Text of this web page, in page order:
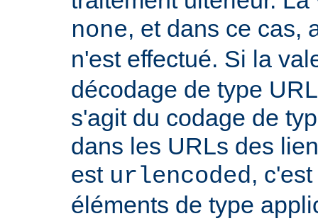
none, et dans ce cas,
n'est effectué. Si la
décodage de type
s'agit du codage de
dans les URLs des
est urlencoded,
éléments de type